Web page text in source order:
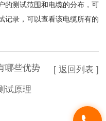
的测试范围和电缆的分布，可
记录，可以查看该电缆所有的
哪些优势
试原理
[ 返回列表 ]